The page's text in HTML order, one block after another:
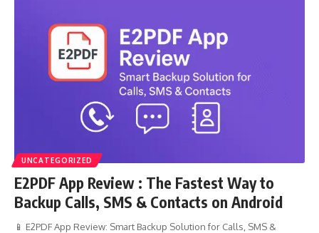
UNCATEGORIZED
E2PDF App Review : The Fastest Way to
Backup Calls, SMS & Contacts on Android
📱 E2PDF App Review: Smart Backup Solution for Calls, SMS &